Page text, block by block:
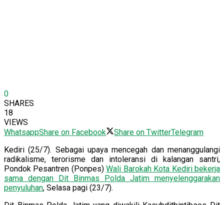
0
SHARES
18
VIEWS
WhatsappShare on Facebook Share on TwitterTelegram
Kediri (25/7). Sebagai upaya mencegah dan menanggulangi
radikalisme, terorisme dan intoleransi di kalangan santri,
Pondok Pesantren (Ponpes)Wali Barokah Kota Kediri bekerja
sama dengan Dit Binmas Polda Jatim menyelenggarakan
penyuluhan, Selasa pagi (23/7).